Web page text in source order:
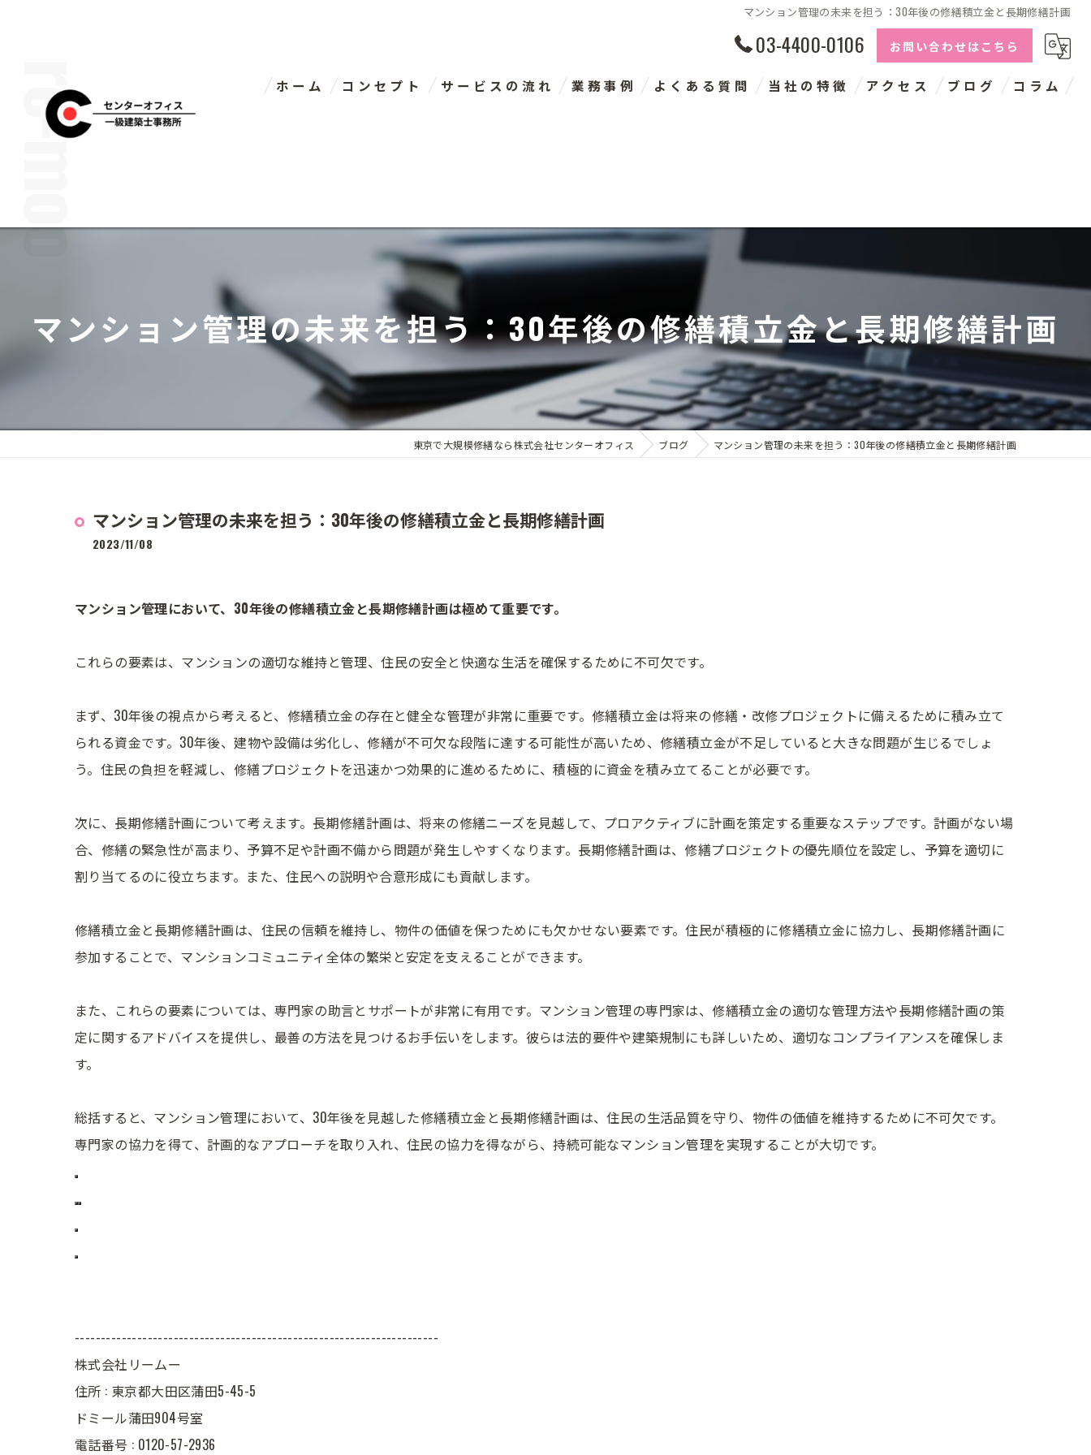
マンション管理の未来を担う：30年後の修繕積立金と長期修繕計画
03-4400-0106 お問い合わせはこちら
ホーム コンセプト サービスの流れ 業務事例 よくある質問 当社の特徴
神奈川の大規模修繕
アクセス ブログ コラム
マンション管理の未来を担う：30年後の修繕積立金と長期修繕計画
東京で大規模修繕なら株式会社センターオフィス ブログ マンション管理の未来を担う：30年後の修繕積立金と長期修繕計画
マンション管理の未来を担う：30年後の修繕積立金と長期修繕計画
2023/11/08
マンション管理において、30年後の修繕積立金と長期修繕計画は極めて重要です。
これらの要素は、マンションの適切な維持と管理、住民の安全と快適な生活を確保するために不可欠です。
まず、30年後の視点から考えると、修繕積立金の存在と健全な管理が非常に重要です。修繕積立金は将来の修繕・改修プロジェクトに備えるために積み立て
られる資金です。30年後、建物や設備は劣化し、修繕が不可欠な段階に達する可能性が高いため、修繕積立金が不足していると大きな問題が生じるでしょ
う。住民の負担を軽減し、修繕プロジェクトを迅速かつ効果的に進めるために、積極的に資金を積み立てることが必要です。
次に、長期修繕計画について考えます。長期修繕計画は、将来の修繕ニーズを見越して、プロアクティブに計画を策定する重要なステップです。計画がない場
合、修繕の緊急性が高まり、予算不足や計画不備から問題が発生しやすくなります。長期修繕計画は、修繕プロジェクトの優先順位を設定し、予算を適切に
割り当てるのに役立ちます。また、住民への説明や合意形成にも貢献します。
修繕積立金と長期修繕計画は、住民の信頼を維持し、物件の価値を保つためにも欠かせない要素です。住民が積極的に修繕積立金に協力し、長期修繕計画に
参加することで、マンションコミュニティ全体の繁栄と安定を支えることができます。
また、これらの要素については、専門家の助言とサポートが非常に有用です。マンション管理の専門家は、修繕積立金の適切な管理方法や長期修繕計画の策
定に関するアドバイスを提供し、最善の方法を見つけるお手伝いをします。彼らは法的要件や建築規制にも詳しいため、適切なコンプライアンスを確保しま
す。
総括すると、マンション管理において、30年後を見越した修繕積立金と長期修繕計画は、住民の生活品質を守り、物件の価値を維持するために不可欠です。
専門家の協力を得て、計画的なアプローチを取り入れ、住民の協力を得ながら、持続可能なマンション管理を実現することが大切です。
----------------------------------------------------------------------
株式会社リームー
住所 : 東京都大田区蒲田5-45-5
ドミール蒲田904号室
電話番号 : 0120-57-2936